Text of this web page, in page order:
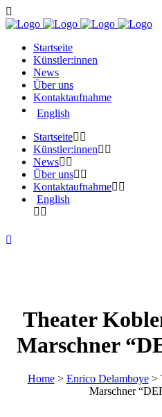
Startseite
Künstler:innen
News
Über uns
Kontaktaufnahme
English
Startseite
Künstler:innen
News
Über uns
Kontaktaufnahme
English
Theater
Marschner
Home> Enrico Delamboye >
Marschner